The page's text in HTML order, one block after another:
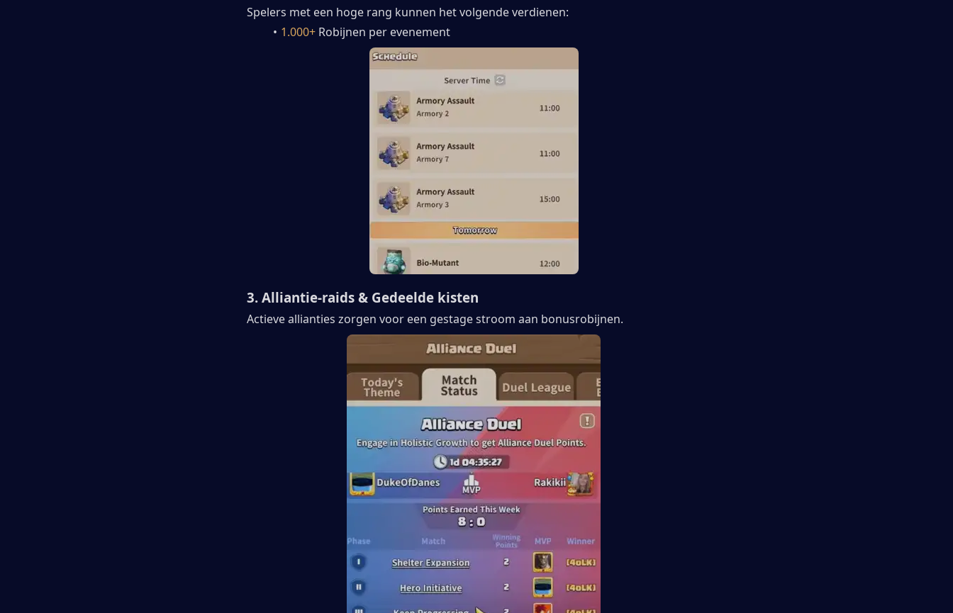
Spelers met een hoge rang kunnen het volgende verdienen:
1.000+ Robijnen per evenement
3. Alliantie-raids & Gedeelde kisten
Actieve allianties zorgen voor een gestage stroom aan bonusrobijnen.